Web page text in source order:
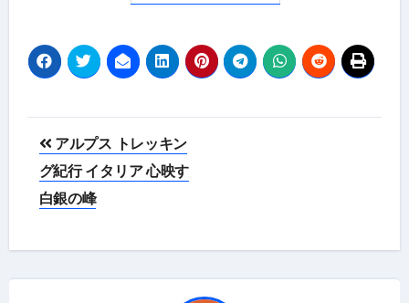
投
稿
ナ
ビ
ゲ
アルプス トレッキン
グ紀行 イタリア 心映す
白銀の峰